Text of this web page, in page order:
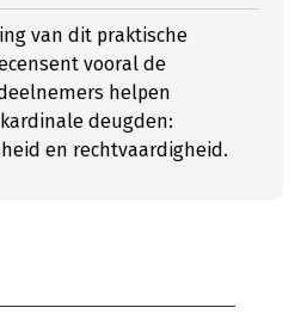
van dit praktische
vooral de
helpen
deugden:
en rechtvaardigheid.